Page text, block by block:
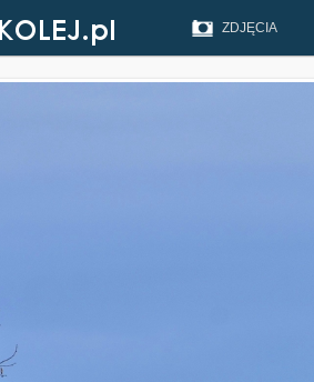
ZDJĘCIA